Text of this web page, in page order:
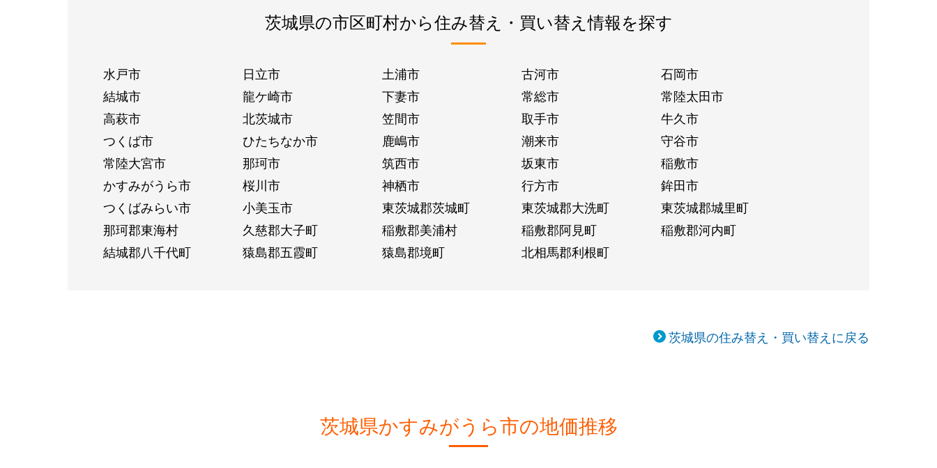
茨城県の市区町村から住み替え・買い替え情報を探す
水戸市 日立市 土浦市 古河市
石岡市
結城市
龍ケ崎市 下妻市 常総市
常陸太田市
高萩市
北茨城市 笠間市 取手市
牛久市
つくば市
ひたちなか市 鹿嶋市 潮来市
守谷市
常陸大宮市
那珂市 筑西市 坂東市
稲敷市
かすみがうら市
桜川市 神栖市 行方市
鉾田市
つくばみらい市
小美玉市 東茨城郡茨城町 東茨城郡大洗町
東茨城郡城里町
那珂郡東海村
久慈郡大子町 稲敷郡美浦村 稲敷郡阿見町
稲敷郡河内町
結城郡八千代町
猿島郡五霞町 猿島郡境町 北相馬郡利根町
茨城県の住み替え・買い替えに戻る
茨城県かすみがうら市の地価推移